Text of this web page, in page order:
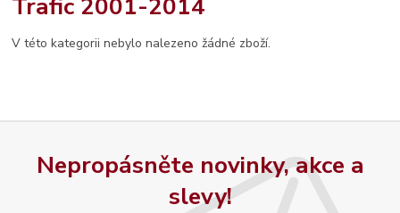
V této kategorii nebylo nalezeno žádné zboží.
Nepropásněte novinky, akce a
slevy!